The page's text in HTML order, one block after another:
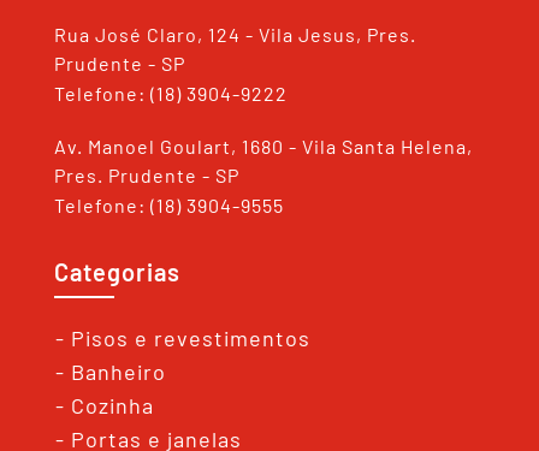
Rua José Claro, 124 - Vila Jesus, Pres.
Prudente - SP
Telefone: (18) 3904-9222
Av. Manoel Goulart, 1680 - Vila Santa Helena,
Pres. Prudente - SP
Telefone: (18) 3904-9555
Categorias
- Pisos e revestimentos
- Banheiro
- Cozinha
- Portas e janelas